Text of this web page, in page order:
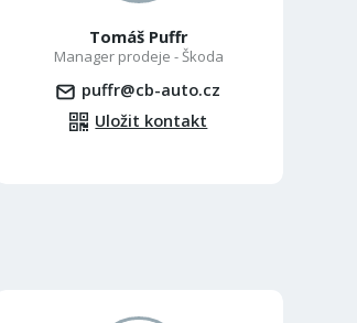
Tomáš Puffr
Manager prodeje - Škoda
puffr@cb-auto.cz
Uložit kontakt